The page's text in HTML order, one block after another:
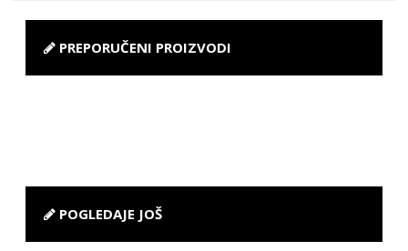
PREPORUČENI PROIZVODI
POGLEDAJE JOŠ